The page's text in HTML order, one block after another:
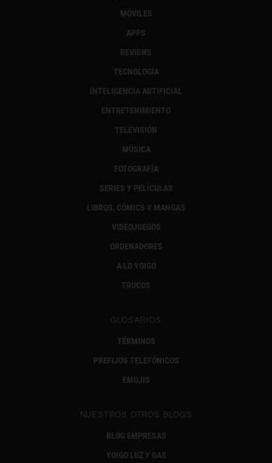
MÓVILES
APPS
REVIEWS
TECNOLOGÍA
INTELIGENCIA ARTIFICIAL
ENTRETENIMIENTO
TELEVISIÓN
MÚSICA
FOTOGRAFÍA
SERIES Y PELÍCULAS
LIBROS, CÓMICS Y MANGAS
VIDEOJUEGOS
ORDENADORES
A LO YOIGO
TRUCOS
GLOSARIOS
TÉRMINOS
PREFIJOS TELEFÓNICOS
EMOJIS
NUESTROS OTROS BLOGS
BLOG EMPRESAS
YOIGO LUZ Y GAS